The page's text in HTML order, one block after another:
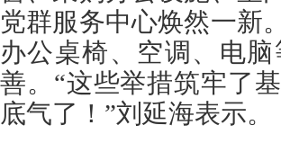
党群服务中心焕然一新
办公桌椅、空调、电
善。“这些举措筑牢了
底气了！”刘延海表示。